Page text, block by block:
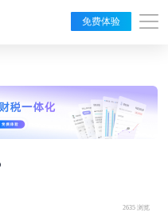
免费体验
2635 浏览